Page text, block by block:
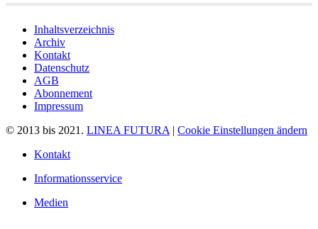
Inhaltsverzeichnis
Archiv
Kontakt
Datenschutz
AGB
Abonnement
Impressum
© 2013 bis 2021. LINEA FUTURA | Cookie Einstellungen ändern
Kontakt
Informationsservice
Medien